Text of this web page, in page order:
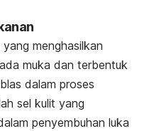
menghasilkan
muka dan terbentuk
dalam proses
sel kulit yang
penyembuhan luka